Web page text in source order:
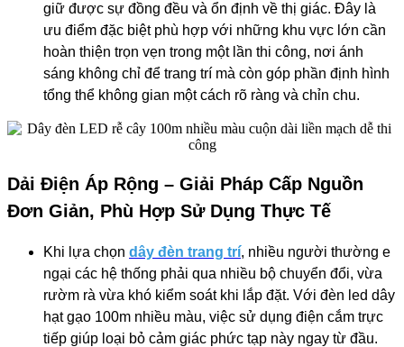
giữ được sự đồng đều và ổn định về thị giác. Đây là
ưu điểm đặc biệt phù hợp với những khu vực lớn cần
hoàn thiện trọn vẹn trong một lần thi công, nơi ánh
sáng không chỉ để trang trí mà còn góp phần định hình
tổng thể không gian một cách rõ ràng và chỉn chu.
Dải Điện Áp Rộng – Giải Pháp Cấp Nguồn
Đơn Giản, Phù Hợp Sử Dụng Thực Tế
Khi lựa chọn dây đèn trang trí, nhiều người thường e
ngại các hệ thống phải qua nhiều bộ chuyển đổi, vừa
rườm rà vừa khó kiểm soát khi lắp đặt. Với đèn led dây
hạt gạo 100m nhiều màu, việc sử dụng điện cắm trực
tiếp giúp loại bỏ cảm giác phức tạp này ngay từ đầu.